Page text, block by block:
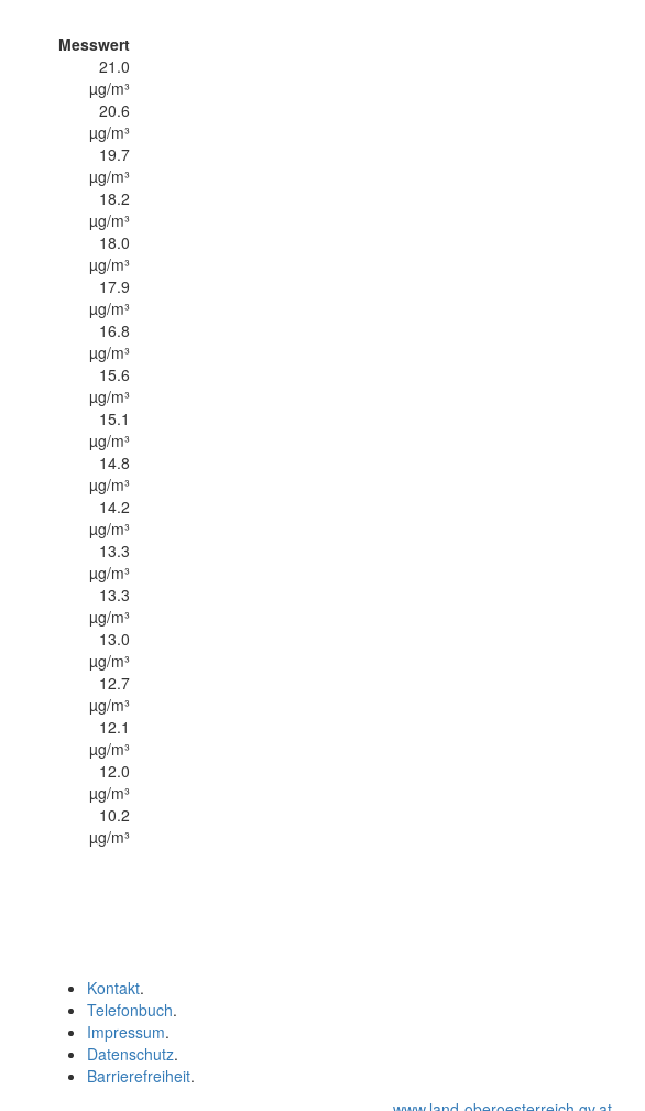
Messwert
21.0
µg/m³
20.6
µg/m³
19.7
µg/m³
18.2
µg/m³
18.0
µg/m³
17.9
µg/m³
16.8
µg/m³
15.6
µg/m³
15.1
µg/m³
14.8
µg/m³
14.2
µg/m³
13.3
µg/m³
13.3
µg/m³
13.0
µg/m³
12.7
µg/m³
12.1
µg/m³
12.0
µg/m³
10.2
µg/m³
Kontakt.
Telefonbuch.
Impressum.
Datenschutz.
Barrierefreiheit.